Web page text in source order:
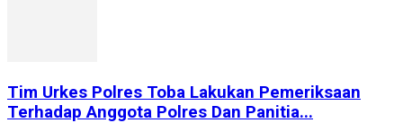
Tim Urkes Polres Toba Lakukan Pemeriksaan
Terhadap Anggota Polres Dan Panitia...